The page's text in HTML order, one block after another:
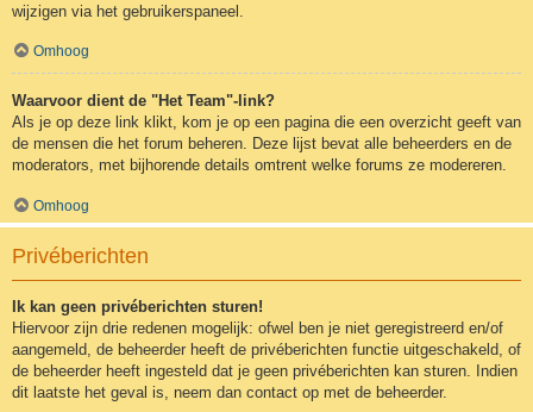
wijzigen via het gebruikerspaneel.
Omhoog
Waarvoor dient de "Het Team"-link?
Als je op deze link klikt, kom je op een pagina die een overzicht geeft van
de mensen die het forum beheren. Deze lijst bevat alle beheerders en de
moderators, met bijhorende details omtrent welke forums ze modereren.
Omhoog
Privéberichten
Ik kan geen privéberichten sturen!
Hiervoor zijn drie redenen mogelijk: ofwel ben je niet geregistreerd en/of
aangemeld, de beheerder heeft de privéberichten functie uitgeschakeld, of
de beheerder heeft ingesteld dat je geen privéberichten kan sturen. Indien
dit laatste het geval is, neem dan contact op met de beheerder.